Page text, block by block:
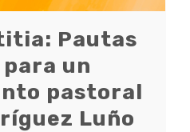
Pautas
un
pastoral
Luño